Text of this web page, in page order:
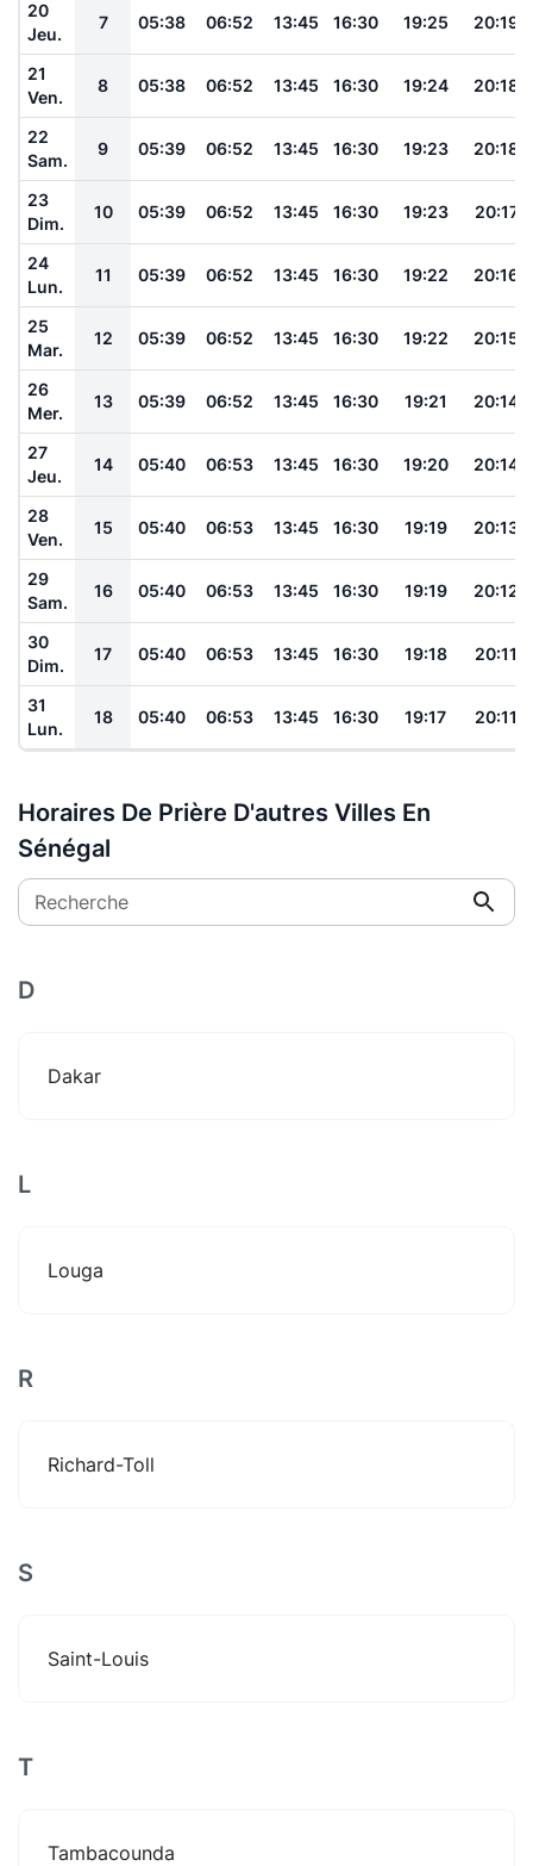
20
Jeu.
7 05:38 06:52 13:45 16:30 19:25 20:19
21
Ven.
8 05:38 06:52 13:45 16:30 19:24 20:18
22
Sam.
9 05:39 06:52 13:45 16:30 19:23 20:18
23
Dim.
10 05:39 06:52 13:45 16:30 19:23 20:17
24
Lun.
11 05:39 06:52 13:45 16:30 19:22 20:16
25
Mar.
12 05:39 06:52 13:45 16:30 19:22 20:15
26
Mer.
13 05:39 06:52 13:45 16:30 19:21 20:14
27
Jeu.
14 05:40 06:53 13:45 16:30 19:20 20:14
28
Ven.
15 05:40 06:53 13:45 16:30 19:19 20:13
29
Sam.
16 05:40 06:53 13:45 16:30 19:19 20:12
30
Dim.
17 05:40 06:53 13:45 16:30 19:18 20:11
31
Lun.
18 05:40 06:53 13:45 16:30 19:17 20:11
Horaires De Prière D'autres Villes En
Sénégal
Recherche
D
Dakar
L
Louga
R
Richard-Toll
S
Saint-Louis
T
Tambacounda